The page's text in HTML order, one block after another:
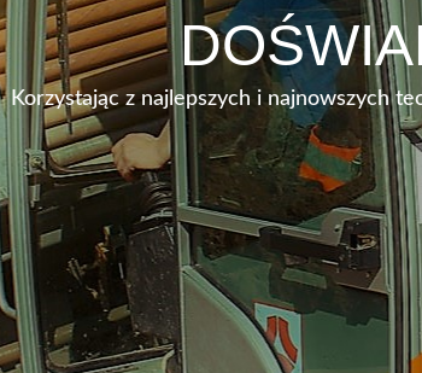
Korzystając z najlepszych i najnowszych